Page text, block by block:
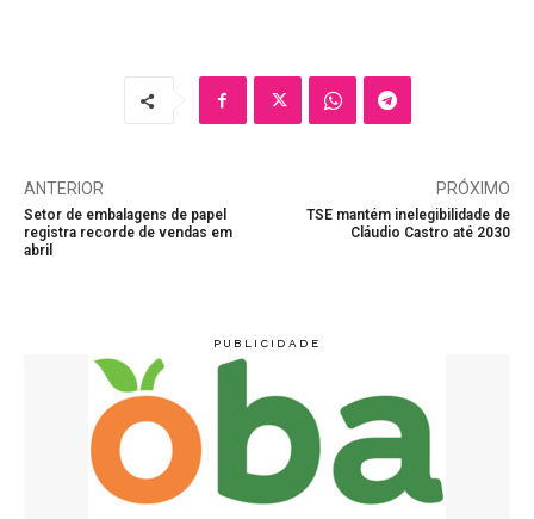
ANTERIOR
Setor de embalagens de papel
registra recorde de vendas em
abril
PRÓXIMO
TSE mantém inelegibilidade de
Cláudio Castro até 2030